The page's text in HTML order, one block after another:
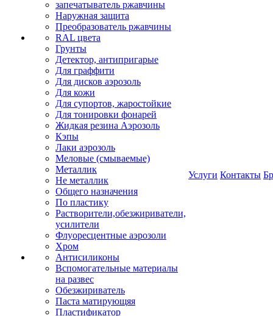
запечатыватель ржавчины
Наружная защита
Преобразователь ржавчины
RAL цвета
Грунты
Детектор, антипригарые
Для граффити
Для дисков аэрозоль
Для кожи
Для супортов, жаростойкие
Для тонировки фонарей
Жидкая резина Аэрозоль
Кэпы
Лаки аэрозоль
Меловые (смываемые)
Металлик
Не металлик
Общего назначения
По пластику
Растворители,обезжириватели,
усилители
Флуоресцентные аэрозоли
Хром
Антисиликоны
Вспомогательные материалы
на развес
Обезжириватель
Паста матирующяя
Пластификатор
Услуги Контакты